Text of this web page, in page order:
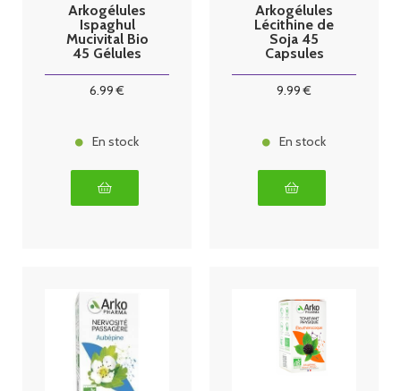
Arkogélules
Ispaghul
Mucivital Bio
45 Gélules
6.99 €
En stock
Arkogélules
Lécithine de
Soja 45
Capsules
9.99 €
En stock